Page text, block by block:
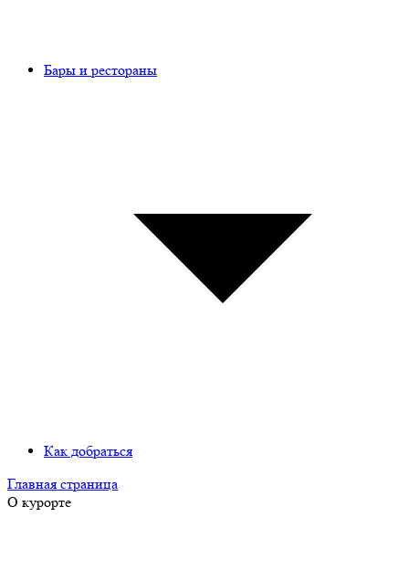
Бары и рестораны
Как добраться
Главная страница
О курорте